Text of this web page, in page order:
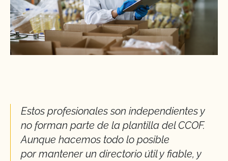
Estos profesionales son independientes y
no forman parte de la plantilla del CCOF.
Aunque hacemos todo lo posible
pormantenerun directorio útil y fiable, y